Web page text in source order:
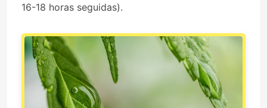
16-18 horas seguidas).